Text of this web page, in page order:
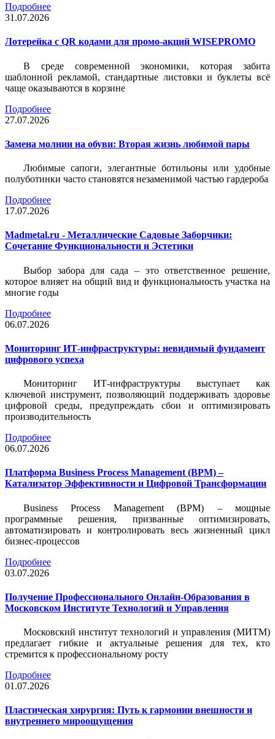
Подробнее
31.07.2026
Лотерейка c QR кодами для промо-акций WISEPROMO
В среде современной экономики, которая забита
шаблонной рекламой, стандартные листовки и буклеты всё
чаще оказываются в корзине
Подробнее
27.07.2026
Замена молнии на обуви: Вторая жизнь любимой пары
Любимые сапоги, элегантные ботильоны или удобные
полуботинки часто становятся незаменимой частью гардероба
Подробнее
17.07.2026
Madmetal.ru - Металлические Садовые Заборчики:
Сочетание Функциональности и Эстетики
Выбор забора для сада – это ответственное решение,
которое влияет на общий вид и функциональность участка на
многие годы
Подробнее
06.07.2026
Мониторинг ИТ-инфраструктуры: невидимый фундамент
цифрового успеха
Мониторинг ИТ-инфраструктуры выступает как
ключевой инструмент, позволяющий поддерживать здоровье
цифровой среды, предупреждать сбои и оптимизировать
производительность
Подробнее
06.07.2026
Платформа Business Process Management (BPM) –
Катализатор Эффективности и Цифровой Трансформации
Business Process Management (BPM) – мощные
программные решения, призванные оптимизировать,
автоматизировать и контролировать весь жизненный цикл
бизнес-процессов
Подробнее
03.07.2026
Получение Профессионального Онлайн-Образования в
Московском Институте Технологий и Управления
Московский институт технологий и управления (МИТМ)
предлагает гибкие и актуальные решения для тех, кто
стремится к профессиональному росту
Подробнее
01.07.2026
Пластическая хирургия: Путь к гармонии внешности и
внутреннего мироощущения